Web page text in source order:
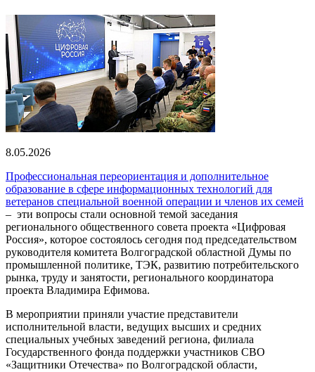
8.05.2026
Профессиональная переориентация и дополнительное
образование в сфере информационных технологий для
ветеранов специальной военной операции и членов их семей
– эти вопросы стали основной темой заседания
регионального общественного совета проекта «Цифровая
Россия», которое состоялось сегодня под председательством
руководителя комитета Волгоградской областной Думы по
промышленной политике, ТЭК, развитию потребительского
рынка, труду и занятости, регионального координатора
проекта Владимира Ефимова.
В мероприятии приняли участие представители
исполнительной власти, ведущих высших и средних
специальных учебных заведений региона, филиала
Государственного фонда поддержки участников СВО
«Защитники Отечества» по Волгоградской области,